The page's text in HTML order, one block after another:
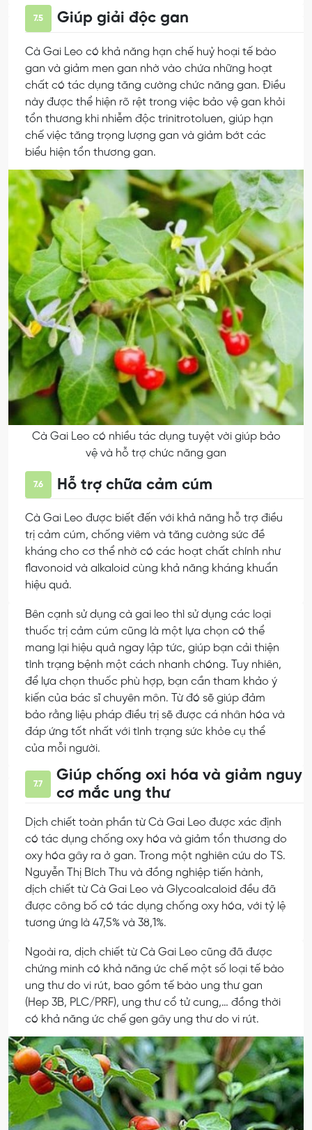
7.5 Giúp giải độc gan
Cà Gai Leo có khả năng hạn chế huỷ hoại tế bào
gan và giảm men gan nhờ vào chứa những hoạt
chất có tác dụng tăng cường chức năng gan. Điều
này được thể hiện rõ rệt trong việc bảo vệ gan khỏi
tổn thương khi nhiễm độc trinitrotoluen, giúp hạn
chế việc tăng trọng lượng gan và giảm bớt các
biểu hiện tổn thương gan.
Cà Gai Leo có nhiều tác dụng tuyệt vời giúp bảo
vệ và hỗ trợ chức năng gan
7.6 Hỗ trợ chữa cảm cúm
Cà Gai Leo được biết đến với khả năng hỗ trợ điều
trị cảm cúm, chống viêm và tăng cường sức đề
kháng cho cơ thể nhờ có các hoạt chất chính như
flavonoid và alkaloid cùng khả năng kháng khuẩn
hiệu quả.
Bên cạnh sử dụng cà gai leo thì sử dụng các loại
thuốc trị cảm cúm cũng là một lựa chọn có thể
mang lại hiệu quả ngay lập tức, giúp bạn cải thiện
tình trạng bệnh một cách nhanh chóng. Tuy nhiên,
để lựa chọn thuốc phù hợp, bạn cần tham khảo ý
kiến của bác sĩ chuyên môn. Từ đó sẽ giúp đảm
bảo rằng liệu pháp điều trị sẽ được cá nhân hóa và
đáp ứng tốt nhất với tình trạng sức khỏe cụ thể
của mỗi người.
7.7
Giúp chống oxi hóa và giảm nguy
cơ mắc ung thư
Dịch chiết toàn phần từ Cà Gai Leo được xác định
có tác dụng chống oxy hóa và giảm tổn thương do
oxy hóa gây ra ở gan. Trong một nghiên cứu do TS.
Nguyễn Thị Bích Thu và đồng nghiệp tiến hành,
dịch chiết từ Cà Gai Leo và Glycoalcaloid đều đã
được công bố có tác dụng chống oxy hóa, với tỷ lệ
tương ứng là 47,5% và 38,1%.
Ngoài ra, dịch chiết từ Cà Gai Leo cũng đã được
chứng minh có khả năng ức chế một số loại tế bào
ung thư do vi rút, bao gồm tế bào ung thư gan
(Hep 3B, PLC/PRF), ung thư cổ tử cung,… đồng thời
có khả năng ức chế gen gây ung thư do vi rút.